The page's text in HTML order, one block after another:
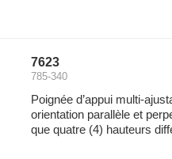
7623
785-340
Poignée d’appui multi-
orientation parallèle et
que quatre (4) hauteurs